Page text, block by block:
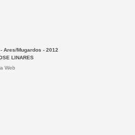
- Ares/Mugardos - 2012
LINARES
Web